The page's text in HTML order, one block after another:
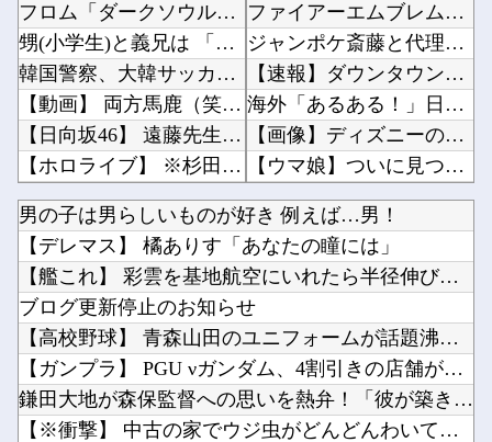
フロム「ダークソウルを完結させるでー！」←おおええやん
甥(小学生)と義兄は 「カブトムシとりに行くから明日早起きだな！」 と二人でウキウキしてい...
韓国警察、大韓サッカー協会を家宅捜索 代表監督選考巡り
【動画】 両方馬鹿（笑）ミニストップでトラックと衝突したドラレコが（ノ∇`）
【日向坂46】 遠藤先生が描く日向坂メンバーがこちら…
【ホロライブ】 ※杉田さんはねっ子神です
森香澄、新作下着の着用ショットｗｗ ただただスケベな目でしか見れんだろ！！
【朗報】 マツダ、新型CX-5が売れて黒字転換！！
「Fate/EXTELLA」初回特典の赤青セイバー「純真のナイトドレス」デザイン＆スクショ...
Powered by livedoor 相互RSS
ファイアーエムブレム新作、エッチキャラ登場で始まる他
ジャンポケ斎藤と代理人のやりとり、「地獄すぎて完全にコントになってる……」と衝撃を受ける人...
【速報】ダウンタウン浜田さん、差別発言と受け取られる一言で炎上ｗｗｗｗｗｗ他
海外「あるある！」日本を旅行した外国人が患う新たな症状「日本後PTSD」に海外が大騒ぎ他
【画像】ディズニーのおいなり巻（600円）、流石にアレすぎて賛否両論の大炎上をしてしまうw...
【ウマ娘】ついに見つけました…トレーナーさんの領収書と給与明細！！他
【衝撃】大阪府警、ミナミの“ベトナムビル”を家宅捜索した結果・・・・・・他
【ラブライブ！】【画像】ニジガク京まふドスケベ人魚の描き下ろし【虹ヶ咲】他
【画像】巨乳まみれのダンス部さん、揺れに揺れてしまうｗｗｗｗｗｗ他
このパソコン買おうか迷ってるから背中を刺してくれｗｗｗ他
【悲報】明日花キララさん、専門家からあまりにも非情な一言を告げられる他
韓国人「韓国サッカー協会の性接待問題のとんでもない言い訳がこちら…」→「もはや自白だろこれ...
【ワンピース】で死んだキャラで打順組んだったｗｗｗｗ他
【悲報】円安容認派「円安は輸出が伸びで日本経済ホクホク！」⇒ 世界に売る物が無さすぎて輸出...
男の子は男らしいものが好き 例えば…男！
【デレマス】 橘ありす「あなたの瞳には」
【艦これ】 彩雲を基地航空にいれたら半径伸びたりします？
ブログ更新停止のお知らせ
【高校野球】 青森山田のユニフォームが話題沸騰！称賛続々 「...
【ガンプラ】 PGU νガンダム、4割引きの店舗が現れる…安...
鎌田大地が森保監督への思いを熱弁！「彼が築き上げてきたものや...
【※衝撃】 中古の家でウジ虫がどんどんわいてくる→思い切って...